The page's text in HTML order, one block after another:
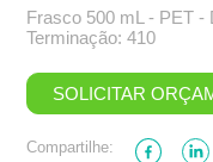
Frasco 500 mL - PET
Terminação: 410
SOLICITAR
Compartilhe: